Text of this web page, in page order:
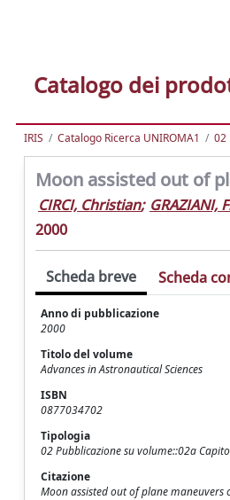
Catalogo dei
IRIS Catalogo Ricerca UNIROMA1 02
Moon assisted out of
CIRCI, Christian; GRAZIANI,
2000
Scheda breve Scheda
Anno di pubblicazione
2000
Titolo del volume
Advances in Astronautical Sciences
ISBN
0877034702
Tipologia
02 Pubblicazione su volume::02a
Citazione
Moon assisted out of plane maneuvers